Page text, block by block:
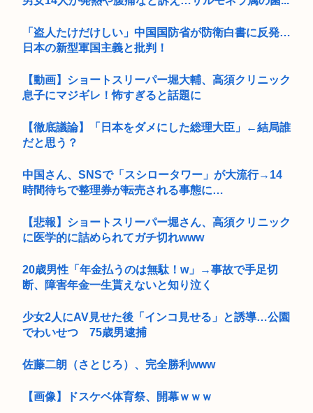
「盗人たけだけしい」中国国防省が防衛白書に反発…
日本の新型軍国主義と批判！
【動画】ショートスリーパー堀大輔、高須クリニック
息子にマジギレ！怖すぎると話題に
【徹底議論】「日本をダメにした総理大臣」←結局誰
だと思う？
中国さん、SNSで「スシロータワー」が大流行→14
時間待ちで整理券が転売される事態に…
【悲報】ショートスリーパー堀さん、高須クリニック
に医学的に詰められてガチ切れwww
20歳男性「年金払うのは無駄！w」→事故で手足切
断、障害年金一生貰えないと知り泣く
少女2人にAV見せた後「インコ見せる」と誘導…公園
でわいせつ 75歳男逮捕
佐藤二朗（さとじろ）、完全勝利www
【画像】ドスケベ体育祭、開幕ｗｗｗ